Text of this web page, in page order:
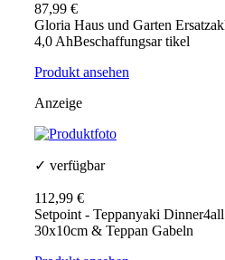
87,99 €
Gloria Haus und Garten
4,0 AhBeschaffungsar tikel
Produkt ansehen
Anzeige
✓ verfügbar
112,99 €
Setpoint - Teppanyaki
30x10cm & Teppan Gabeln